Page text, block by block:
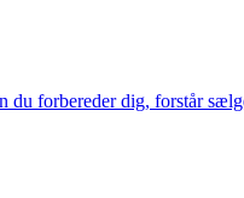
forbereder dig, forstår